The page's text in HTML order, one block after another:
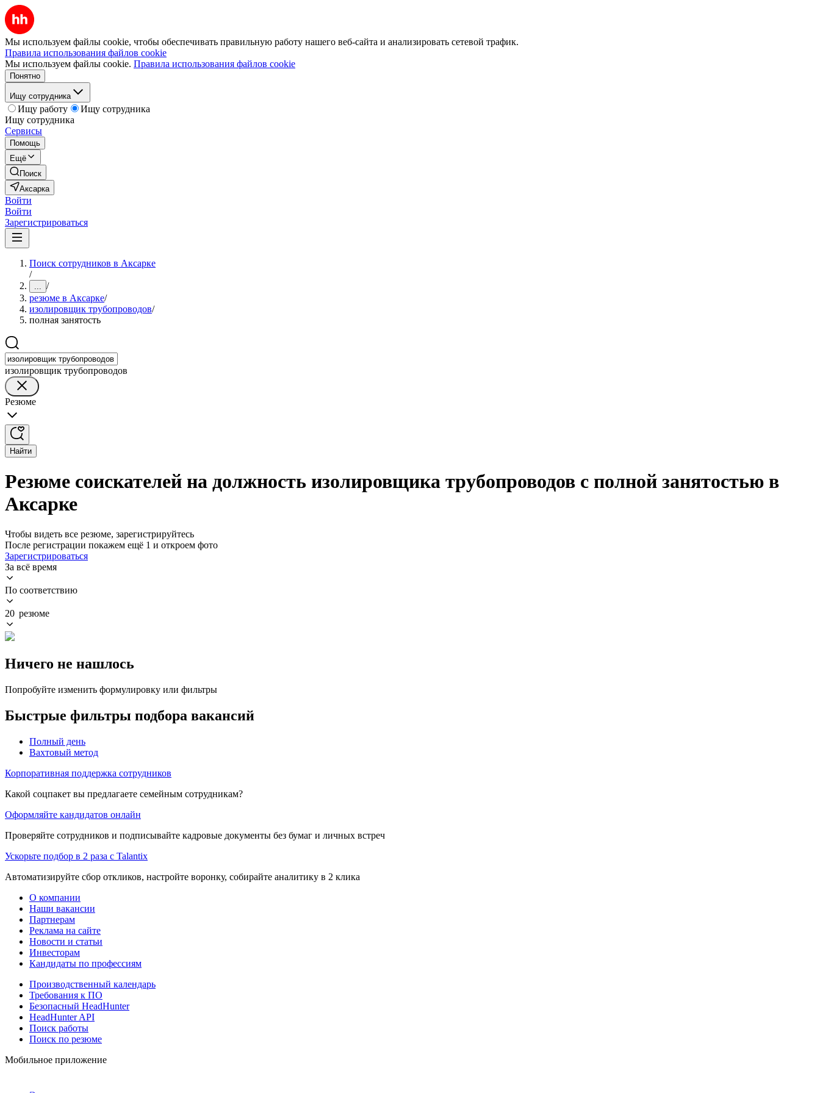
Мы используем файлы cookie, чтобы обеспечивать правильную работу нашего веб-сайта и анализировать сетевой трафик.
Правила использования файлов cookie
Мы используем файлы cookie. Правила использования файлов cookie
Понятно
Ищу сотрудника
Ищу работу
Ищу сотрудника
Ищу сотрудника
Сервисы
Помощь
Ещё
Поиск
Аксарка
Войти
Войти
Зарегистрироваться
Поиск сотрудников в Аксарке
/
... /
резюме в Аксарке/
изолировщик трубопроводов/
полная занятость
изолировщик трубопроводов
Резюме
Найти
Резюме соискателей на должность изолировщика трубопроводов с полной занятостью в
Аксарке
Чтобы видеть все резюме, зарегистрируйтесь
После регистрации покажем ещё 1 и откроем фото
Зарегистрироваться
За всё время
По соответствию
20 резюме
Ничего не нашлось
Попробуйте изменить формулировку или фильтры
Быстрые фильтры подбора вакансий
Полный день
Вахтовый метод
Корпоративная поддержка сотрудников
Какой соцпакет вы предлагаете семейным сотрудникам?
Оформляйте кандидатов онлайн
Проверяйте сотрудников и подписывайте кадровые документы без бумаг и личных встреч
Ускорьте подбор в 2 раза с Talantix
Автоматизируйте сбор откликов, настройте воронку, собирайте аналитику в 2 клика
О компании
Наши вакансии
Партнерам
Реклама на сайте
Новости и статьи
Инвесторам
Кандидаты по профессиям
Производственный календарь
Требования к ПО
Безопасный HeadHunter
HeadHunter API
Поиск работы
Поиск по резюме
Мобильное приложение